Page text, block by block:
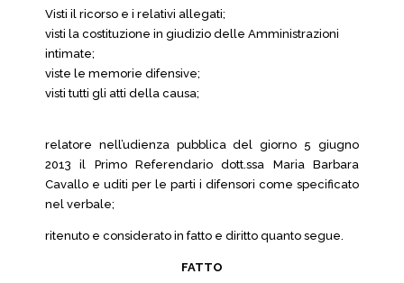
Visti il ricorso e i relativi allegati;
visti la costituzione in giudizio delle Amministrazioni
intimate;
viste le memorie difensive;
visti tutti gli atti della causa;
relatore nell’udienza pubblica del giorno 5 giugno
2013 il Primo Referendario dott.ssa Maria Barbara
Cavallo e uditi per le parti i difensori come specificato
nel verbale;
ritenuto e considerato in fatto e diritto quanto segue.
FATTO